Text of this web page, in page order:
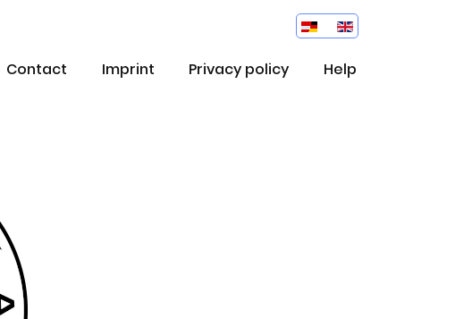
Contact Imprint Privacy policy Help